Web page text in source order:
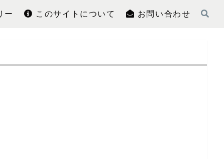
ー このサイトについて お問い合わせ